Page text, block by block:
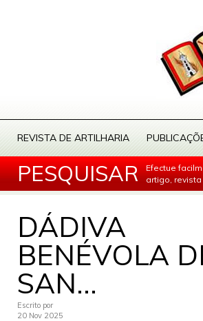
REVISTA DE ARTILHARIA
PESQUISAR
Efectue
artigo,
DÁDIVA
BENÉVOLA
SAN...
Escrito por
20 Nov 2025